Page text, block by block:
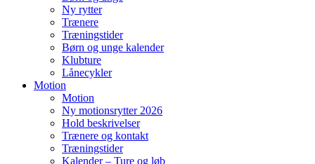
Ny rytter
Trænere
Træningstider
Børn og unge kalender
Klubture
Lånecykler
Motion
Motion
Ny motionsrytter 2026
Hold beskrivelser
Trænere og kontakt
Træningstider
Kalender – Ture og løb